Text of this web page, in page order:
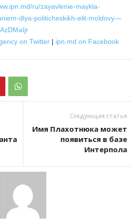
ru/zayavlenie-maykla-
dlya-politicheskikh-elit-moldovy—
on Twitter | ipn.md on Facebook
Следующая статья
Имя Плахотнюка может
появиться в базе
Интерпола